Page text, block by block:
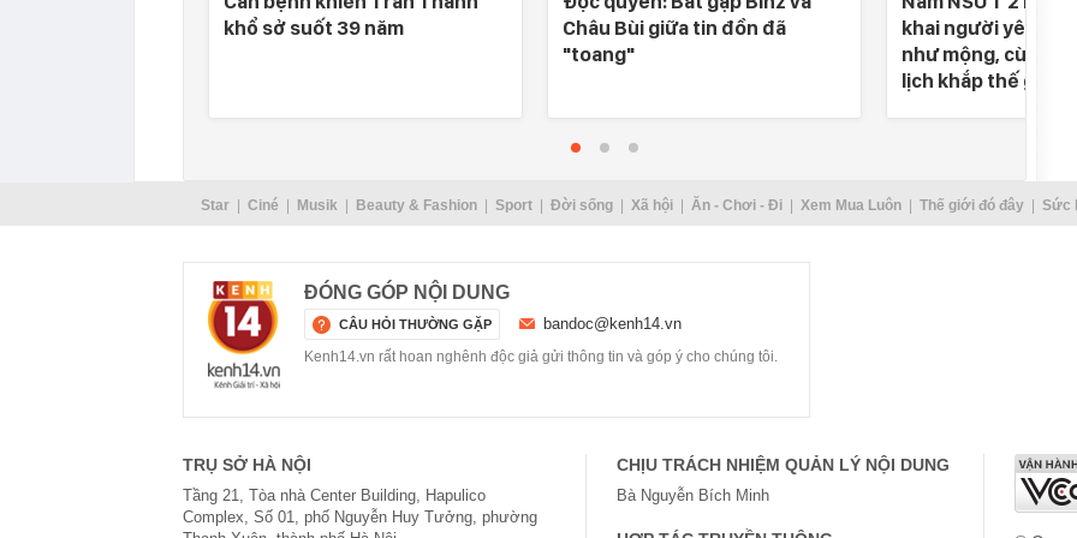
khổ sở suốt 39 năm
Châu Bùi giữa tin đồn đã
"toang"
khai người yêu SN
như mộng, cùng
lịch khắp thế gian
Star Ciné Musik Beauty & Fashion Sport Đời sống Xã hội Ăn - Chơi - Đi Xem Mua Luôn Thế giới đó đây Sức
ĐÓNG GÓP NỘI DUNG
CÂU HỎI THƯỜNG GẶP bandoc@kenh14.vn
Kenh14.vn rất hoan nghênh độc giả gửi thông tin và góp ý cho chúng tôi.
TRỤ SỞ HÀ NỘI
Tầng 21, Tòa nhà Center Building, Hapulico
Complex, Số 01, phố Nguyễn Huy Tưởng, phường
CHỊU TRÁCH NHIỆM QUẢN LÝ NỘI DUNG
Bà Nguyễn Bích Minh